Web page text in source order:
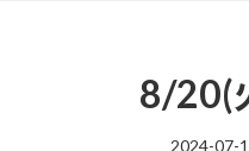
8/20(
2024-07-